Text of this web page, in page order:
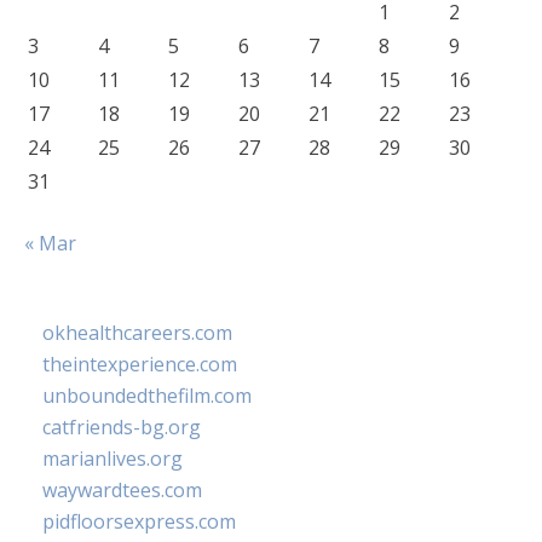
1
2
3
4 5 6 7 8
9
10
11 12 13 14 15
16
17
18 19 20 21 22
23
24
25 26 27 28 29
30
31
« Mar
okhealthcareers.com
theintexperience.com
unboundedthefilm.com
catfriends-bg.org
marianlives.org
waywardtees.com
pidfloorsexpress.com